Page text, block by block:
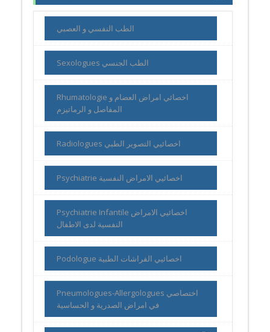
الطب النفسي و العصبي
Sexologues الطب الجنسي
Rhumatologie اخصائي امراض العضام و
المفاصل و الرماتيزم
Radiologues اخصائيي التصوير الطبي
Psychiatrie اخصائيي الامراض النفسية
Psychiatrie Infantile اخصائيي الامراض
النفسية لدى الاطفال
Podologue اخصائيي الفراشات الطبية
Pneumologues-Allergologues اختصاصي
في امراض الصدرية و الحساسية